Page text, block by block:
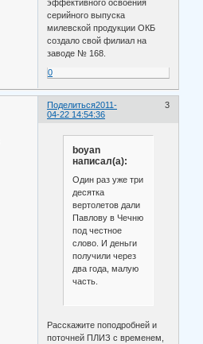
эффективного освоения
серийного выпуска
милевской продукции ОКБ
создало свой филиал на
заводе № 168.
0
Поделиться 3
2011-
04-22 14:54:36
boyan
написал(а):
Один раз уже три
десятка
вертолетов дали
Павлову в Чечню
под честное
слово. И деньги
получили через
два года, малую
часть.
Расскажите поподробней и
поточней ПЛИЗ с временем,